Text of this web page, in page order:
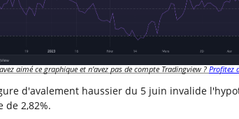
aimé ce graphique et n'avez pas de compte Tradingview ?Profitez
d'avalement haussier du 5 juin invalide
de 2,82%.